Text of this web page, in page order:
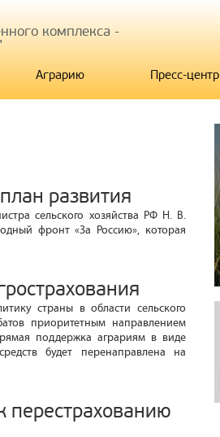
комплекса -
Аграрию Пресс-центр
развития
сельского хозяйства РФ Н. В.
фронт «За Россию», которая
страны в области сельского
приоритетным направлением
поддержка аграриям в виде
будет перенаправлена на
перестрахованию